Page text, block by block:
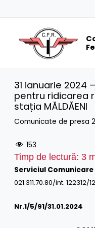
31 ianuarie 2024
pentru ridicarea
stația MĂLDĂENI
Comunicate de presa
153
Timp de lectură: 3
Serviciul
021.311.70.80/int. 122312/
Nr.1/5/91/31.01.2024